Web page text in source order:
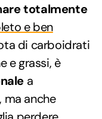
totalmente
e ben
di carboidrati
e grassi, è
a
anche